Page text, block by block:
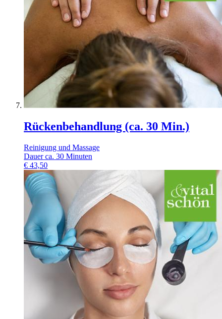
Rückenbehandlung (ca. 30 Min.)
Reinigung und Massage
Dauer ca. 30 Minuten
€ 43,50